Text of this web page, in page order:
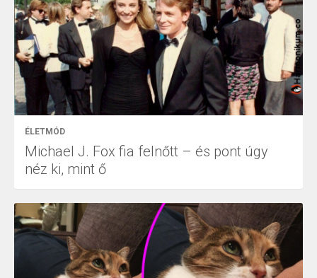
ÉLETMÓD
Michael J. Fox fia felnőtt – és pont úgy
néz ki, mint ő